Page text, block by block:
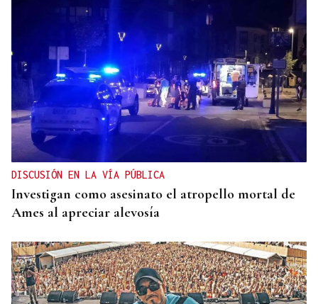
DISCUSIÓN EN LA VÍA PÚBLICA
Investigan como asesinato el atropello mortal de
Ames al apreciar alevosía